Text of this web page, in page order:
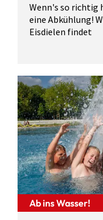
Wenn's so richtig
eine Abkühlung!
Eisdielen findet
Ab ins Wasser!